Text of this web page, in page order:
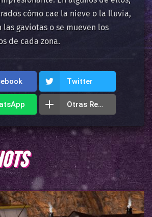
cómo cae la nieve o la lluvia,
las gaviotas o se mueven los
de cada zona.
Twitter
Otras Redes